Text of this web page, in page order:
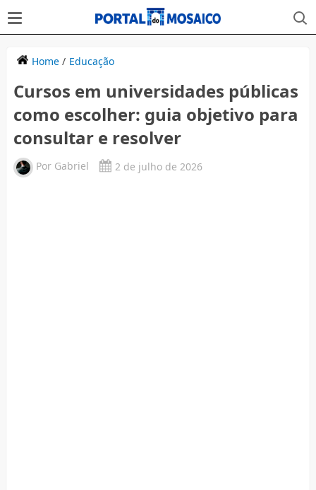
Home/ Educação
Cursos em universidades públicas
como escolher: guia objetivo para
consultar e resolver
Por Gabriel 2 de julho de 2026